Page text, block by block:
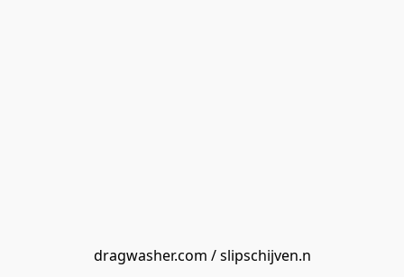
dragwasher.com / slipschijven.n